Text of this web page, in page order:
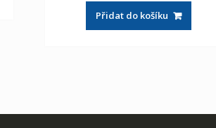
byla:
2,107 Kč
je:
1,175 Kč
Přidat do košíku